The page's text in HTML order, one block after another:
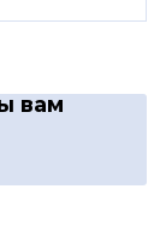
вам